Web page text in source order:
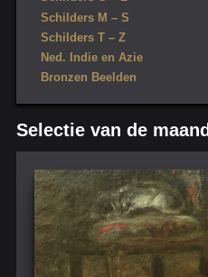
Schilders M – S
Schilders T – Z
Ned. Indie en Azie
Bronzen Beelden
Selectie van de maand